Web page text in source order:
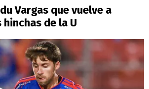
Vargas que vuelve a
de la U